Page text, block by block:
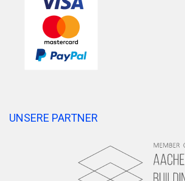
UNSERE PARTNER